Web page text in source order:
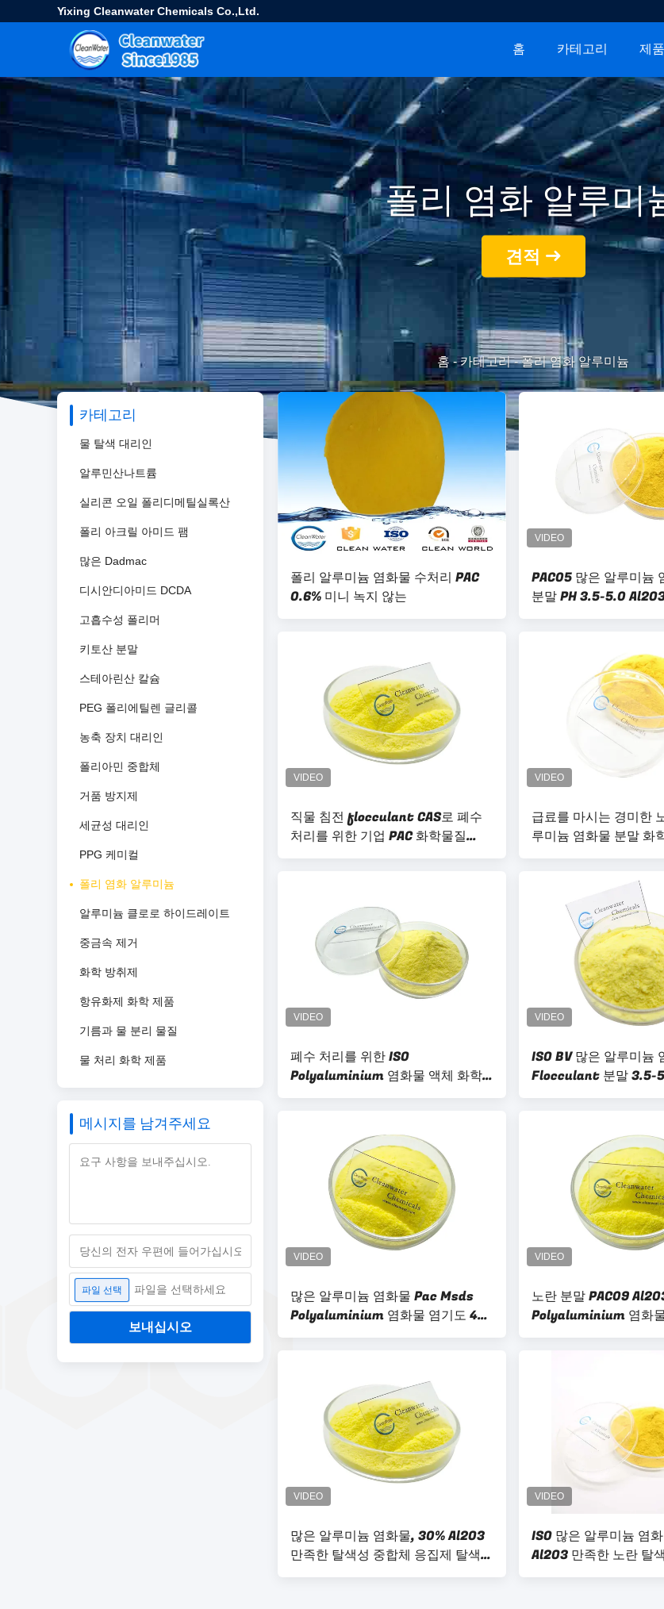
Yixing Cleanwater Chemicals Co.,Ltd.
홈 카테고리 제
폴리 염화 알루미
견적
홈-카테고리-폴리 염화 알루미늄
카테고리
물 탈색 대리인
알루민산나트륨
실리콘 오일 폴리디메틸실록산
폴리 아크릴 아미드 팸
많은 Dadmac
디시안디아미드 DCDA
고흡수성 폴리머
키토산 분말
스테아린산 칼슘
PEG 폴리에틸렌 글리콜
농축 장치 대리인
폴리아민 중합체
거품 방지제
세균성 대리인
PPG 케미컬
폴리 염화 알루미늄
알루미늄 클로로 하이드레이트
중금속 제거
화학 방취제
항유화제 화학 제품
기름과 물 분리 물질
물 처리 화학 제품
메시지를 남겨주세요
파일 선택 파일을 선택하세요
보내십시오
폴리 알루미늄 염화물 수처리 PAC
0.6% 미니 녹지 않는
PAC05 많은 알루미늄
분말 PH 3.5-5.0
직물 침전 flocculant CAS로 폐수
처리를 위한 기업 PAC 화학물질
1327-41-9년
급료를 마시는 경미한
루미늄 염화물 분말 화
폐수 처리를 위한 ISO
Polyaluminium 염화물 액체 화학
물질 PAC
ISO BV 많은 알루미늄
Flocculant 분말 3.5-
많은 알루미늄 염화물 Pac Msds
Polyaluminium 염화물 염기도 40-
70 물 처리
노란 분말 PAC09
Polyaluminium 염화
기도 70.0-90.0
많은 알루미늄 염화물, 30% Al2O3
만족한 탈색성 중합체 응집제 탈색
대리인
ISO 많은 알루미늄 염
Al2O3 만족한 노란 탈
응집제